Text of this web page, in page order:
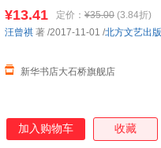
¥13.41 定价： ¥35.00 (3.84折)
新华书店大石桥旗舰店
汪曾祺 著 /2017-11-01 /北方文艺出
加入购物车 收藏